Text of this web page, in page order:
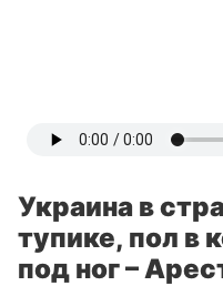
Украина в
тупике, пол в
под ног –